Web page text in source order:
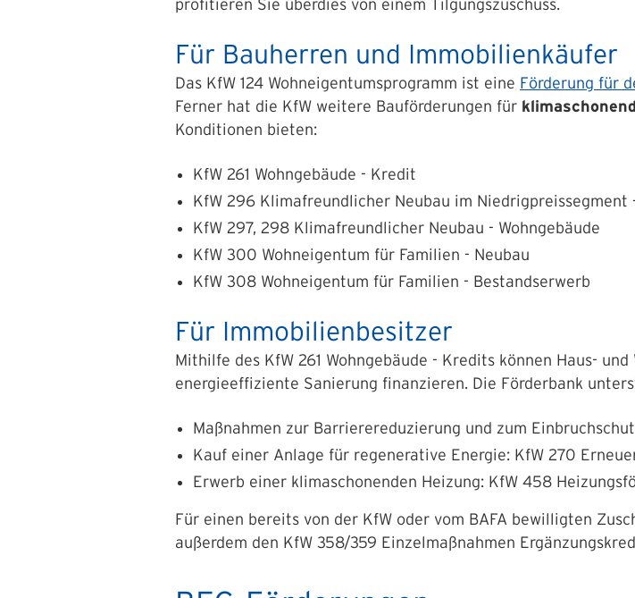
profitieren Sie überdies von einem Tilgungszuschuss.
Für Bauherren und Immobilienkäufer
Das KfW 124 Wohneigentumsprogramm ist eine Förderung für
Ferner hat die KfW weitere Bauförderungen für
Konditionen bieten:
KfW 261 Wohngebäude - Kredit
KfW 296 Klimafreundlicher Neubau im Niedrigpreis­segment
KfW 297, 298 Klimafreundlicher Neubau - Wohngebäude
KfW 300 Wohneigentum für Familien - Neubau
KfW 308 Wohneigentum für Familien - Bestandserwerb
Für Immobilienbesitzer
Mithilfe des KfW 261 Wohngebäude - Kredits können Haus-
energieeffiziente Sanierung finanzieren. Die Förderbank
Maßnahmen zur Barrierereduzierung und zum
Kauf einer Anlage für regenerative Energie: KfW 270
Erwerb einer klimaschonenden Heizung: KfW 458
Für einen bereits von der KfW oder vom BAFA bewilligten
außerdem den KfW 358/359 Einzelmaßnahmen